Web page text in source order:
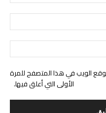
الويب في هذا المتصفح للمرة
الأولى التي أعلق فيها.